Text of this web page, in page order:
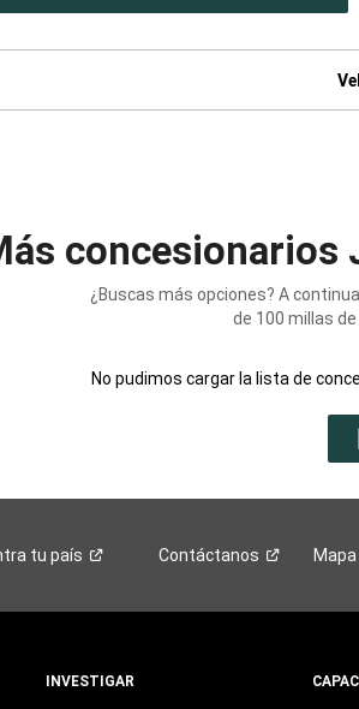
concesionarios
¿Buscas más opciones? A
de 100 millas
No pudimos cargar la lista de
tu país Contáctanos
INVESTIGAR